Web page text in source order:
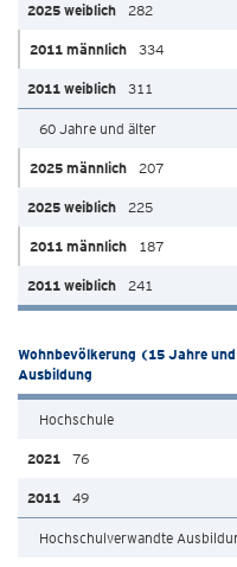
282
334
311
60 Jahre und älter
207
225
187
241
Wohnbevölkerung (15 Jahre
Ausbildung
Hochschule
76
49
Hochschulverwandte